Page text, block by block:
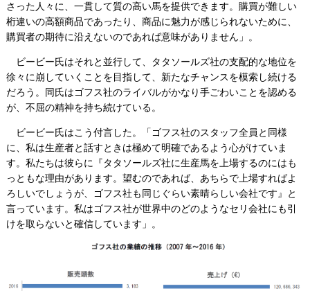
さった人々に、一貫して質の高い馬を提供できます。購買が難しい
桁違いの高額商品であったり、商品に魅力が感じられないために、
購買者の期待に沿えないのであれば意味がありません」。
ビービー氏はそれと並行して、タタソールズ社の支配的な地位を
徐々に崩していくことを目指して、新たなチャンスを模索し続ける
だろう。同氏はゴフス社のライバルがかなり手ごわいことを認める
が、不屈の精神を持ち続けている。
ビービー氏はこう付言した。「ゴフス社のスタッフ全員と同様
に、私は生産者と話すときは極めて明確であるよう心がけていま
す。私たちは彼らに『タタソールズ社に生産馬を上場するのにはも
っともな理由があります。望むのであれば、あちらで上場すればよ
ろしいでしょうが、ゴフス社も同じぐらい素晴らしい会社です』と
言っています。私はゴフス社が世界中のどのようなセリ会社にも引
けを取らないと確信しています」。